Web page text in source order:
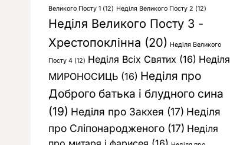
Великого Посту 1 (12) Неділя Великого Посту 2 (12)
Неділя Великого Посту 3 -
Хрестопоклінна (20) Неділя Великого
Посту 4 (12) Неділя Всіх Святих (16) Неділя
МИРОНОСИЦЬ (16) Неділя про
Доброго батька і блудного сина
(19) Неділя про Закхея (17) Неділя
про Сліпонародженого (17) Неділя